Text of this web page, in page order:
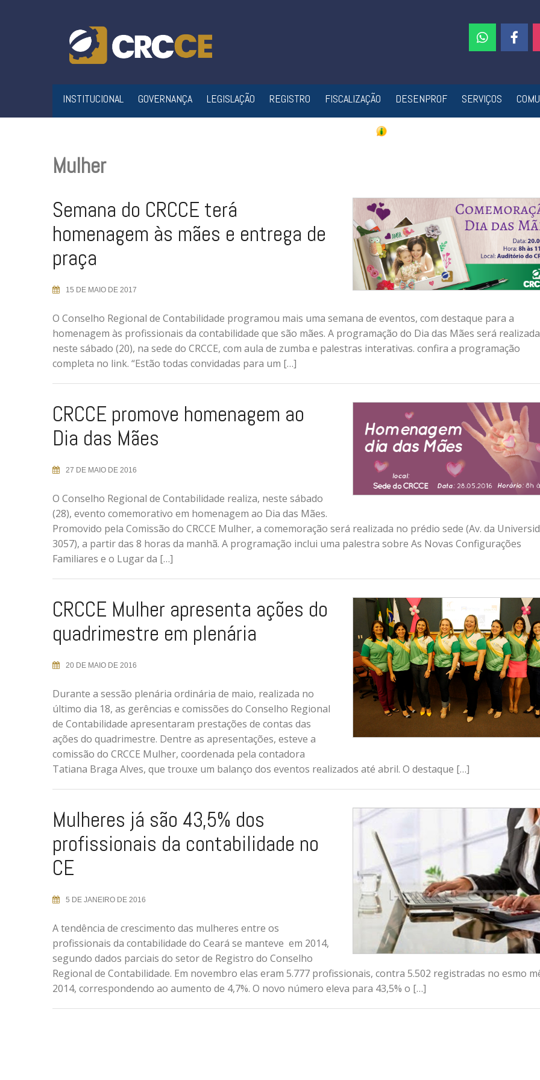
INSTITUCIONAL GOVERNANÇA LEGISLAÇÃO REGISTRO FISCALIZAÇÃO DESENPROF SERVIÇOS
Mulher
Semana do CRCCE terá
homenagem às mães e entrega de
praça
15 DE MAIO DE 2017
O Conselho Regional de Contabilidade programou mais uma semana de eventos, com destaque para a
homenagem às profissionais da contabilidade que são mães. A programação do Dia das Mães será realizada
neste sábado (20), na sede do CRCCE, com aula de zumba e palestras interativas. confira a programação
completa no link. “Estão todas convidadas para um […]
CRCCE promove homenagem ao
Dia das Mães
27 DE MAIO DE 2016
O Conselho Regional de Contabilidade realiza, neste sábado
(28), evento comemorativo em homenagem ao Dia das Mães.
Promovido pela Comissão do CRCCE Mulher, a comemoração será realizada no prédio sede (Av. da
3057), a partir das 8 horas da manhã. A programação inclui uma palestra sobre As Novas Configurações
Familiares e o Lugar da […]
CRCCE Mulher apresenta ações do
quadrimestre em plenária
20 DE MAIO DE 2016
Durante a sessão plenária ordinária de maio, realizada no
último dia 18, as gerências e comissões do Conselho Regional
de Contabilidade apresentaram prestações de contas das
ações do quadrimestre. Dentre as apresentações, esteve a
comissão do CRCCE Mulher, coordenada pela contadora
Tatiana Braga Alves, que trouxe um balanço dos eventos realizados até abril. O destaque […]
Mulheres já são 43,5% dos
profissionais da contabilidade no
CE
5 DE JANEIRO DE 2016
A tendência de crescimento das mulheres entre os
profissionais da contabilidade do Ceará se manteve em 2014,
segundo dados parciais do setor de Registro do Conselho
Regional de Contabilidade. Em novembro elas eram 5.777 profissionais, contra 5.502 registradas no esmo
2014, correspondendo ao aumento de 4,7%. O novo número eleva para 43,5% o […]